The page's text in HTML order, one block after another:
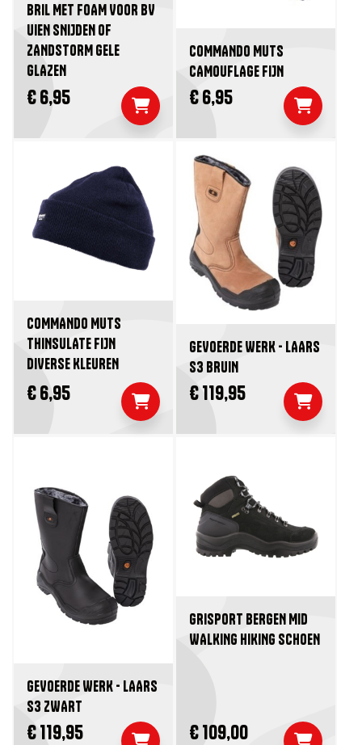
BRIL MET FOAM VOOR BV
UIEN SNIJDEN OF
ZANDSTORM GELE
GLAZEN
€ 6,95
COMMANDO MUTS
CAMOUFLAGE FIJN
€ 6,95
COMMANDO MUTS
THINSULATE FIJN
DIVERSE KLEUREN
€ 6,95
GEVOERDE WERK - LAARS
S3 BRUIN
€ 119,95
GEVOERDE WERK - LAARS
S3 ZWART
€ 119,95
GRISPORT BERGEN MID
WALKING HIKING SCHOEN
€ 109,00